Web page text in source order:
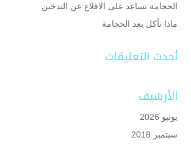
الحجامة تساعد على الاقلاع عن التدخين
ماذا نأكل بعد الحجامة
أحدث التعليقات
الأرشيف
يونيو 2026
سبتمبر 2018